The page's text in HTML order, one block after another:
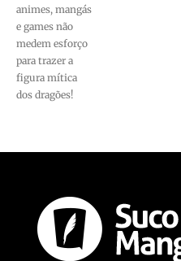
animes, mangás
e games não
medem esforço
para trazer a
figura mítica
dos dragões!